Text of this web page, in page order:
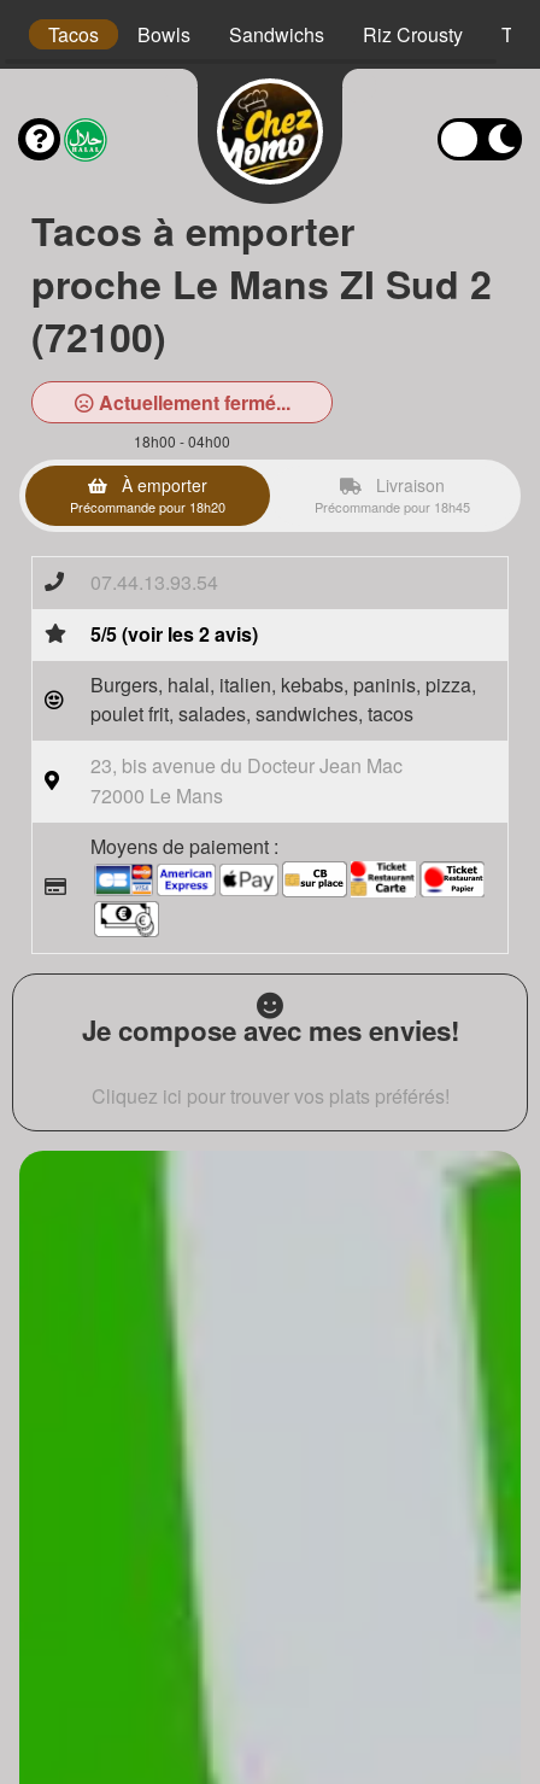
Tacos Bowls Sandwichs Riz Crousty Tex
Tacos à emporter
proche Le Mans ZI Sud 2
(72100)
Actuellement fermé...
18h00 - 04h00
À emporter
Précommande pour 18h20
Livraison
Précommande pour 18h45
07.44.13.93.54
5/5 (voir les 2 avis)
Burgers, halal, italien, kebabs, paninis, pizza,
poulet frit, salades, sandwiches, tacos
23, bis avenue du Docteur Jean Mac
72000 Le Mans
Moyens de paiement :
Je compose avec mes envies!
Cliquez ici pour trouver vos plats préférés!